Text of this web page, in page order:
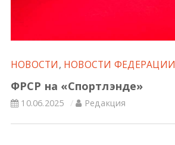
НОВОСТИ, НОВОСТИ ФЕДЕРАЦИИ
ФРСР на «Спортлэнде»
10.06.2025 Редакция